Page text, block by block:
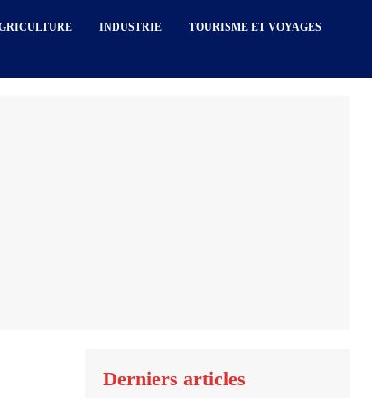
INDUSTRIE TOURISME ET VOYAGES
Derniers articles